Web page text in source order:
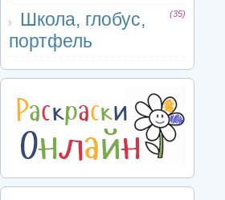
Школа, глобус,
портфель
(35)